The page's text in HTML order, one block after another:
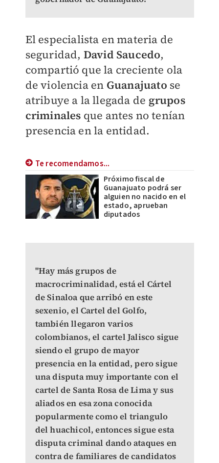
El especialista en materia de
seguridad, David Saucedo,
compartió que la creciente ola
de violencia en Guanajuato se
atribuye a la llegada de grupos
criminales que antes no tenían
presencia en la entidad.
Te recomendamos...
Próximo fiscal de
Guanajuato podrá ser
alguien no nacido en el
estado, aprueban
diputados
"Hay más grupos de
macrocriminalidad, está el Cártel
de Sinaloa que arribó en este
sexenio, el Cartel del Golfo,
también llegaron varios
colombianos, el cartel Jalisco sigue
siendo el grupo de mayor
presencia en la entidad, pero sigue
una disputa muy importante con el
cartel de Santa Rosa de Lima y sus
aliados en esa zona conocida
popularmente como el triangulo
del huachicol, entonces sigue esta
disputa criminal dando ataques en
contra de familiares de candidatos